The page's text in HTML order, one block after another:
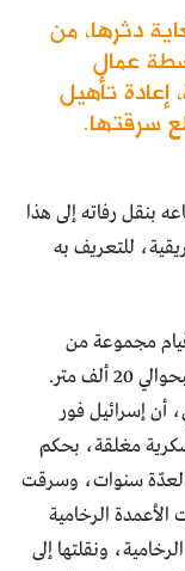
دثرها، من
عمال
إعادة تأهيل
سرقتها.
بنقل رفاته إلى هذا
للتعريف به
قصد عام 1995، أثناء قيام مجموعة من
العمال الفلسطينيين بالحفريات..تقدر مساحتهبحوالي 20 ألف متر.
أن إسرائيل فور
مغلقة، بحكم
لعدّة سنوات، وسرقت
الأعمدة الرخامية
ونقلتها إلى